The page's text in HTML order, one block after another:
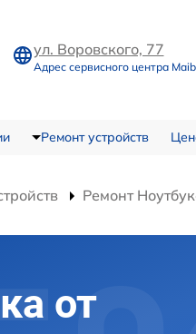
ул. Воровского, 77
Адрес сервисного центра
Ремонт устройств
Ремонт
от